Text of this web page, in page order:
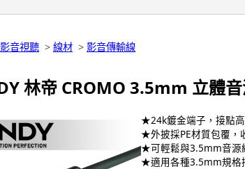
影音視聽 > 線材 > 影音傳輸線
林帝 CROMO 3.5mm 立體
★24k鍍金端子，接點
★外披採PE材質包覆，
★可輕鬆與3.5mm音源
★適用各種3.5mm規格